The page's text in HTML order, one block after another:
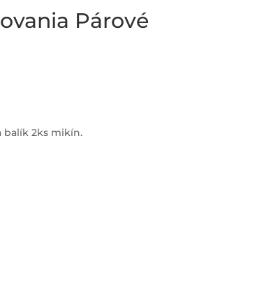
Párové
balík 2ks mikín.